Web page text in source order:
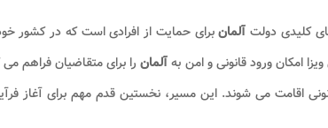
کلیدی دولت آلمانبرای حمایت از افرادی است که در کشور
امکان ورود قانونی و امن بهآلمان را برای متقاضیان فراهم
اقامت می شوند. این مسیر، نخستین قدم مهم برای آغاز